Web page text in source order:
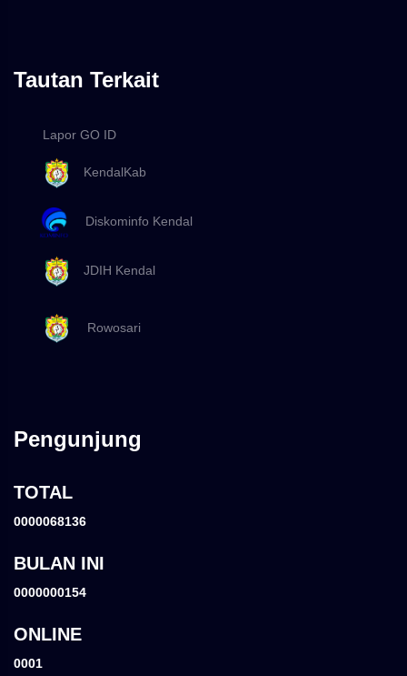
Tautan Terkait
Lapor GO ID
KendalKab
Diskominfo Kendal
JDIH Kendal
Rowosari
Pengunjung
TOTAL
0000068136
BULAN INI
0000000154
ONLINE
0001